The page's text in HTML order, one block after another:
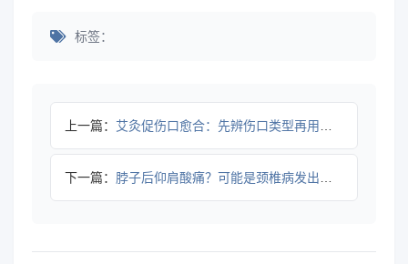
标签：
上一篇： 艾灸促伤口愈合：先辨伤口类型再用，避免加重感染风险
下一篇： 脖子后仰肩酸痛？可能是颈椎病发出的信号